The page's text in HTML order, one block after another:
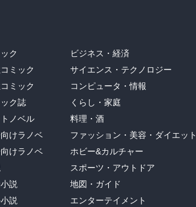
ク
ミック
ミック
ク誌
ノベル
けラノベ
けラノベ
説
説
ビジネス・経済
サイエンス・テクノロジー
コンピュータ・情報
くらし・家庭
料理・酒
ファッション・美容・ダイエット
ホビー&カルチャー
スポーツ・アウトドア
地図・ガイド
エンターテイメント